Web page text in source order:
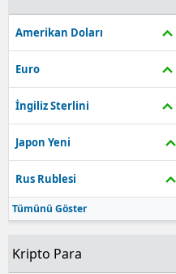
Amerikan Doları
Euro
İngiliz Sterlini
Japon Yeni
Rus Rublesi
Tümünü Göster
Kripto Para